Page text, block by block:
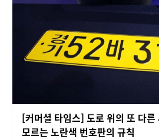
[커머셜 타임스] 도로 위의 또 다른
모르는 노란색 번호판의 규칙